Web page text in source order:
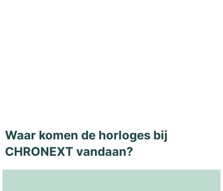
Waar komen de horloges bij
CHRONEXT vandaan?